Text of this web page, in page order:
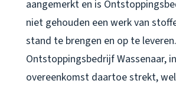
aangemerkt en is
niet gehouden een werk van
stand te brengen en op te
Ontstoppingsbedrijf Wassenaar,
overeenkomst daartoe strekt,